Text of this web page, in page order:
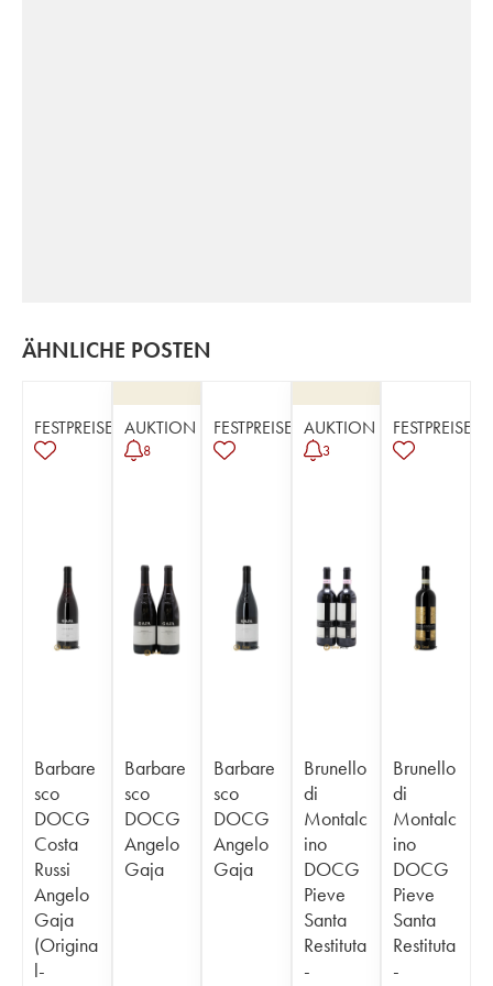
ÄHNLICHE POSTEN
FESTPREISE
Barbare
sco
DOCG
Costa
Russi
Angelo
Gaja
(Origina
l-
AUKTION
8
Barbare
sco
DOCG
Angelo
Gaja
FESTPREISE
Barbare
sco
DOCG
Angelo
Gaja
AUKTION
3
Brunello
di
Montalc
ino
DOCG
Pieve
Santa
Restituta
-
FESTPREISE
Brunello
di
Montalc
ino
DOCG
Pieve
Santa
Restituta
-